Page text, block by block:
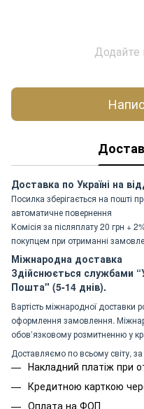
Додайте
Доставка по Україні на
Посилка зберігається на пошті
автоматичне повернення
Комісія за післяплату 20 грн +
покупцем при отриманні
Міжнародна доставка
Здійснюється службами
Пошта" (5-14 днів).
Вартість міжнародної доставки
оформлення замовлення.
обов’язковому розмитненню у
Доставляємо по всьому світу,
Накладний платіж при
Кредитною карткою
Оплата на ФОП